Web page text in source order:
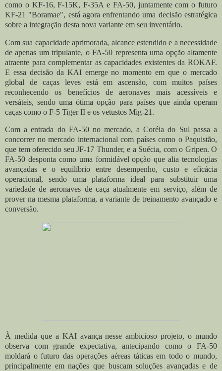
como o KF-16, F-15K, F-35A e FA-50, juntamente com o futuro
KF-21 "Boramae", está agora enfrentando uma decisão estratégica
sobre a integração desta nova variante em seu inventário.
Com sua capacidade aprimorada, alcance estendido e a necessidade
de apenas um tripulante, o FA-50 representa uma opção altamente
atraente para complementar as capacidades existentes da ROKAF.
E essa decisão da KAI emerge no momento em que o mercado
global de caças leves está em ascensão, com muitos países
reconhecendo os benefícios de aeronaves mais acessíveis e
versáteis, sendo uma ótima opção para países que ainda operam
caças como o F-5 Tiger II e os vetustos Mig-21.
Com a entrada do FA-50 no mercado, a Coréia do Sul passa a
concorrer no mercado internacional com países como o Paquistão,
que tem oferecido seu JF-17 Thunder, e a Suécia, com o Gripen. O
FA-50 desponta como uma formidável opção que alia tecnologias
avançadas e o equilíbrio entre desempenho, custo e eficácia
operacional, sendo uma plataforma ideal para substituir uma
variedade de aeronaves de caça atualmente em serviço, além de
prover na mesma plataforma, a variante de treinamento avançado e
conversão.
À medida que a KAI avança nesse ambicioso projeto, o mundo
observa com grande expectativa, antecipando como o FA-50
moldará o futuro das operações aéreas táticas em todo o mundo,
principalmente em nações que buscam soluções avançadas e de